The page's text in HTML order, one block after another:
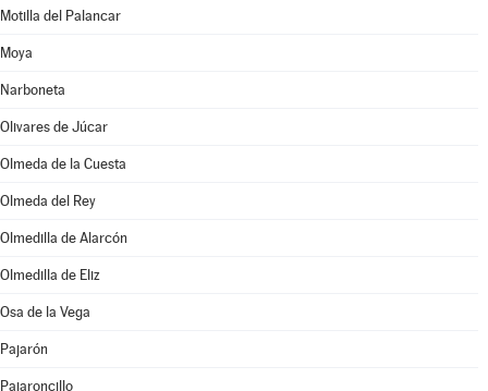
Motilla del Palancar
Moya
Narboneta
Olivares de Júcar
Olmeda de la Cuesta
Olmeda del Rey
Olmedilla de Alarcón
Olmedilla de Eliz
Osa de la Vega
Pajarón
Pajaroncillo